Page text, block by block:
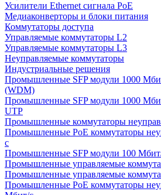
Усилители Ethernet сигнала PoE
Медиаконверторы и блоки питания
Коммутаторы доступа
Управляемые коммутаторы L2
Управляемые коммутаторы L3
Неуправляемые коммутаторы
Индустриальные решения
Промышленные SFP модули 1000
(WDM)
Промышленные SFP модули 1000
UTP
Промышленные коммутаторы
Промышленные PoE коммутаторы
с
Промышленные SFP модули 100
Промышленные управляемые
Промышленные управляемые
Промышленные PoE коммутаторы